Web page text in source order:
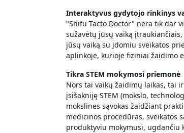
Interaktyvus gydytojo rinkinys
"Shifu Tacto Doctor" nėra tik dar
sužavėtų jūsų vaiką
jūsų vaiką su įdomiu sveikatos
aplinkoje, kurioje fiziniai žaidimo
Tikra STEM mokymosi priemonė
Nors tai vaikų žaidimų laikas, tai
įsišakniję STEM (mokslo,
mokslines sąvokas žaidžiant
medicinos procedūras, sveikatos
produktyviu mokymusi, ugdančiu